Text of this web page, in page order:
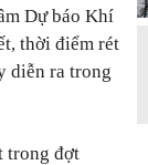
Dự báo Khí
thời điểm rét
diễn ra trong
trong đợt